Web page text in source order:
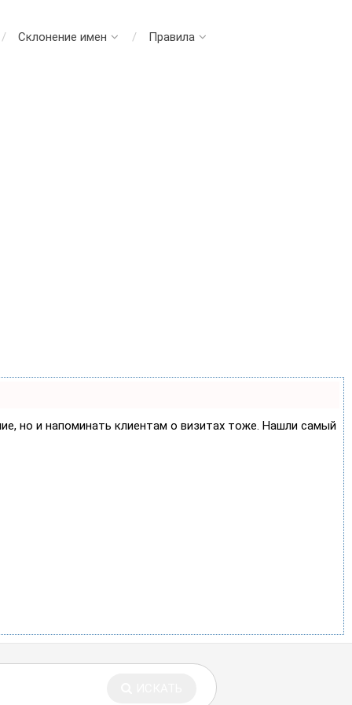
Склонение имен Правила
но и напоминать клиентам о визитах тоже. Нашли самый